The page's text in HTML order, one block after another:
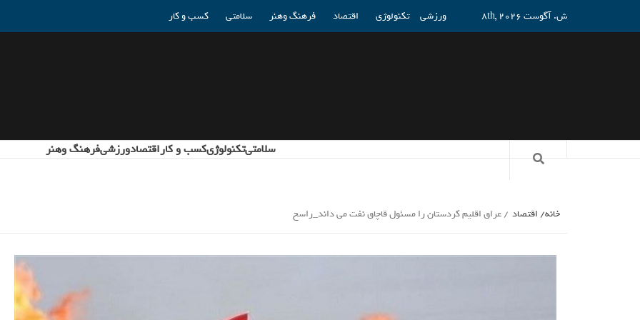
ش. آگوست 8th, 2026 ورزشی تکنولوژی اقتصاد فرهنگ وهنر سلامتی کسب و کار
سلامتیتکنولوژیکسب و کاراقتصادورزشیفرهنگ وهنر
خانه اقتصاد عراق اقلیم کردستان را مسئول قاچاق نفت می داند_راسخ